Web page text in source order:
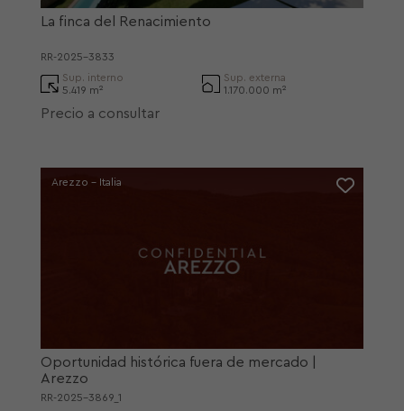
La finca del Renacimiento
RR-2025-3833
Sup. interno
5.419 m²
Sup. externa
1.170.000 m²
Precio a consultar
Arezzo - Italia
Oportunidad histórica fuera de mercado |
Arezzo
RR-2025-3869_1